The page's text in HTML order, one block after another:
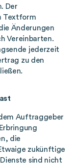
Der
Textform
Änderungen
Vereinbarten.
jederzeit
zu den
Auftraggeber
die
zukünftige
sind nicht